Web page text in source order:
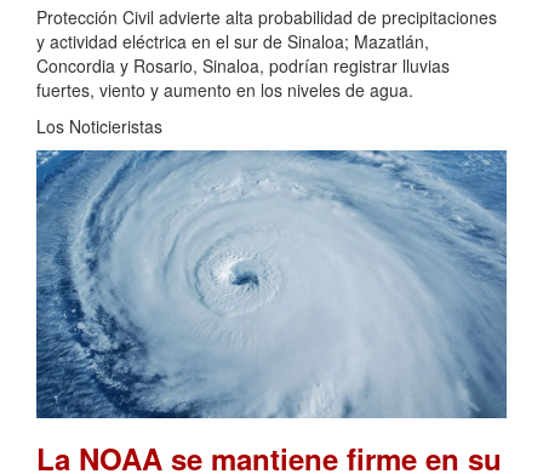
Protección Civil advierte alta probabilidad de precipitaciones
y actividad eléctrica en el sur de Sinaloa; Mazatlán,
Concordia y Rosario, Sinaloa, podrían registrar lluvias
fuertes, viento y aumento en los niveles de agua.
Los Noticieristas
La NOAA se mantiene firme en su